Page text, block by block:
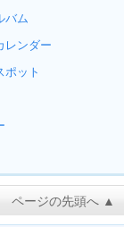
バム
レンダー
ポット
ページの先頭へ ▲